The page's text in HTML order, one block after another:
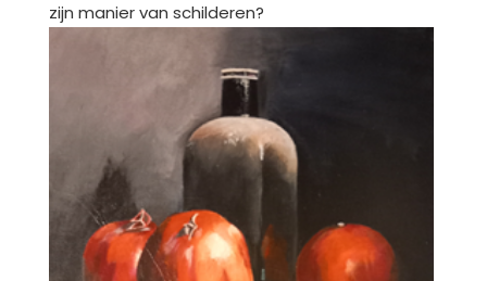
zijn manier van schilderen?